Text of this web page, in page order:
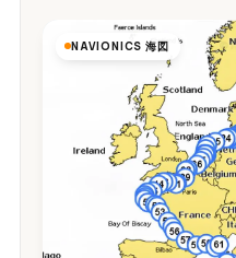
NAVIONICS 海図